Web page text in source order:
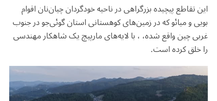
این تقاطع پیچیده بزرگراهی در ناحیه خودگردان چیان‌نان اقوام
بویی و میائو که در زمین‌های کوهستانی استان گوئی‌جو در جنوب
غربی چین واقع شده، ، با لایه‌های مارپیچ یک شاهکار مهندسی
را خلق کرده است.